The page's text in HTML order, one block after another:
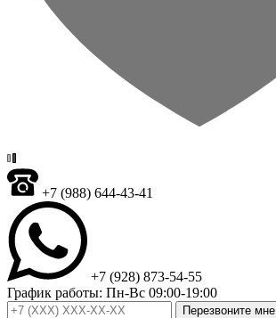
+7 (988) 644-43-41
+7 (928) 873-54-55
График работы: Пн-Вс 09:00-19:00
Перезвоните мне